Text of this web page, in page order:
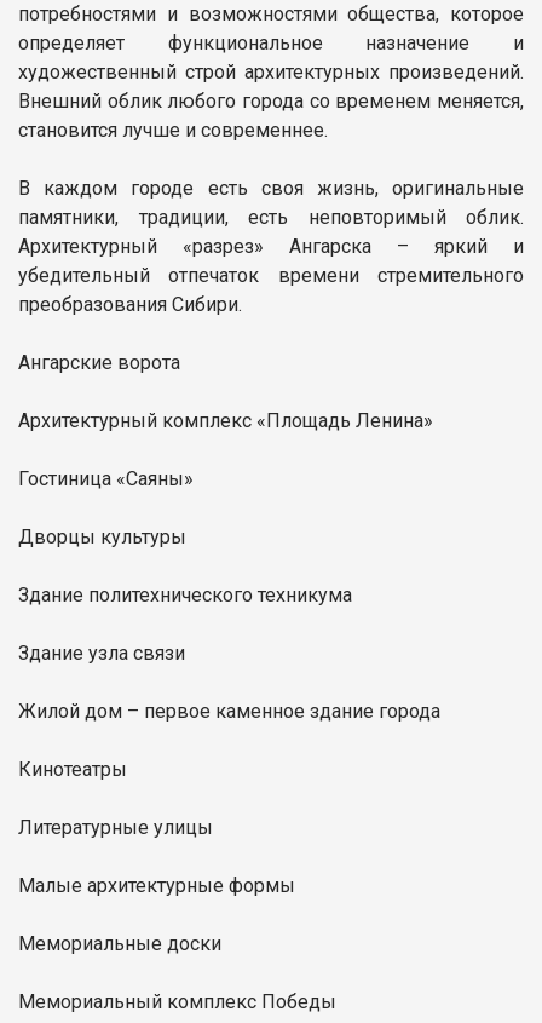
потребностями и возможностями общества, которое
определяет функциональное назначение и
художественный строй архитектурных произведений.
Внешний облик любого города со временем меняется,
становится лучше и современнее.
В каждом городе есть своя жизнь, оригинальные
памятники, традиции, есть неповторимый облик.
Архитектурный «разрез» Ангарска – яркий и
убедительный отпечаток времени стремительного
преобразования Сибири.
Ангарские ворота
Архитектурный комплекс «Площадь Ленина»
Гостиница «Саяны»
Дворцы культуры
Здание политехнического техникума
Здание узла связи
Жилой дом – первое каменное здание города
Кинотеатры
Литературные улицы
Малые архитектурные формы
Мемориальные доски
Мемориальный комплекс Победы